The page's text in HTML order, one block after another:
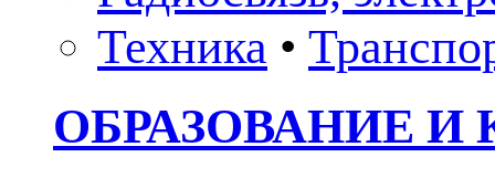
Техника •
ОБРАЗОВАНИЕ И